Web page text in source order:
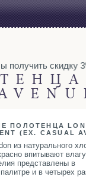
скидку
ПОЛОТЕНЦА
(EX. CASUAL
из натурального
впитывают
представлены в
и в четырех